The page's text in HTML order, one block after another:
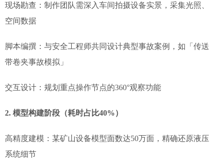
现场勘查：制作团队需深入车间拍摄设备实景，采集光照、
空间数据
脚本编撰：与安全工程师共同设计典型事故案例，如「传送
带卷夹事故模拟」
交互设计：规划重点操作节点的360°观察功能
2. 模型构建阶段（耗时占比40%）
高精度建模：某矿山设备模型面数达50万面，精确还原液压
系统细节